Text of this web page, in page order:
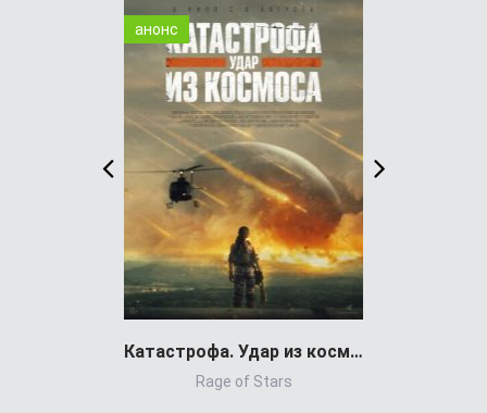
анонс
Катастрофа. Удар из космоса (фильм 2026)
Rage of Stars